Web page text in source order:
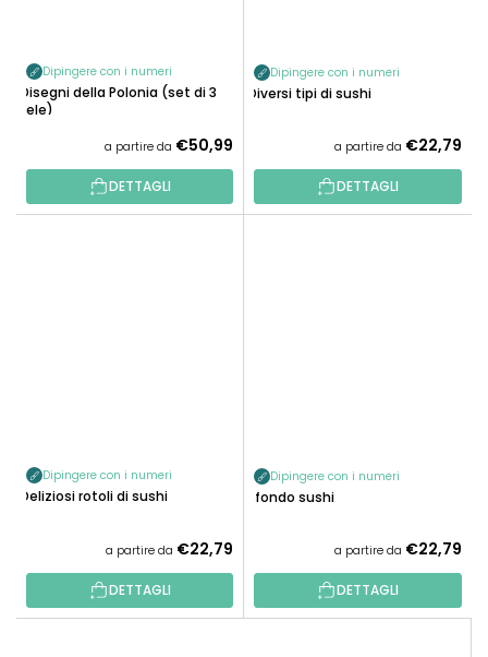
Dipingere con i numeri
Disegni della Polonia (set di 3
tele)
a partire da €50,99
DETTAGLI
Dipingere con i numeri
Diversi tipi di sushi
a partire da €22,79
DETTAGLI
Dipingere con i numeri
Deliziosi rotoli di sushi
a partire da €22,79
DETTAGLI
Dipingere con i numeri
Sfondo sushi
a partire da €22,79
DETTAGLI